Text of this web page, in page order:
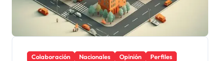
Colaboración Nacionales Opinión Perfiles